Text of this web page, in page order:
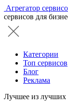
Агрегатор
сервисов для
Категории
Топ сервисов
Блог
Реклама
Лучшее из лучших